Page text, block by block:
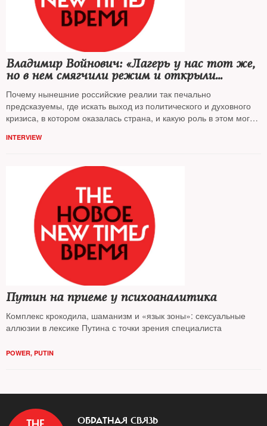
Владимир Войнович: «Лагерь у нас тот же,
но в нем смягчили режим и открыли
ворота»
Почему нынешние российские реалии так печально
предсказуемы, где искать выход из политического и духовного
кризиса, в котором оказалась страна, и какую роль в этом могут
диссидент-шестидесятник, высланный из СССР за
вернувшийся после перестройки, поделился своими мыслями с
THE NEW TIMES в канун своего 85-летнего юбилея
INTERVIEW
Путин на приеме у психоаналитика
Комплекс крокодила, шаманизм и «язык зоны»: сексуальные
аллюзии в лексике Путина с точки зрения специалиста
POWER, PUTIN
ОБРАТНАЯ СВЯЗЬ